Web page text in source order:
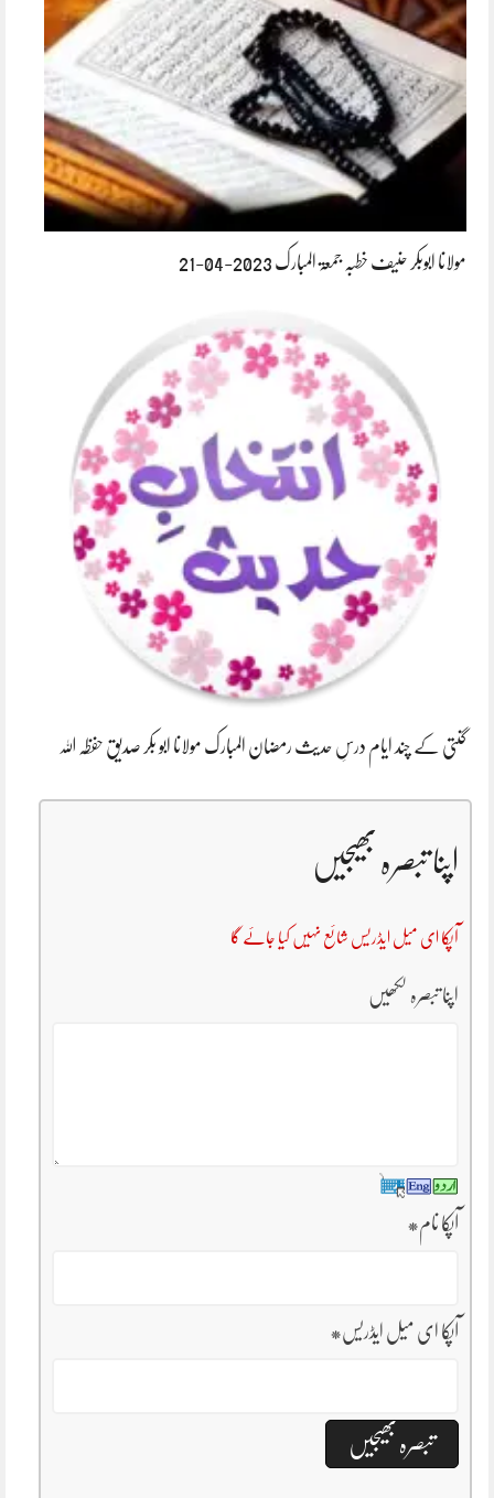
مولانا ابوبکر حنیف خطبہ جمعۃ المبارک 2023-04-21
گنتی کے چند ایام درسِ حدیث رمضان المبارک مولانا ابو بکر صدیق حفظہ اللہ
اپنا تبصرہ بھیجیں
آپکا ای میل ایڈریس شائع نہیں کیا جائے گا
اپنا تبصرہ لکھیں
آپکا نام*
آپکا ای میل ایڈریس*